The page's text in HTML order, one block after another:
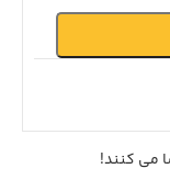
می کنند!